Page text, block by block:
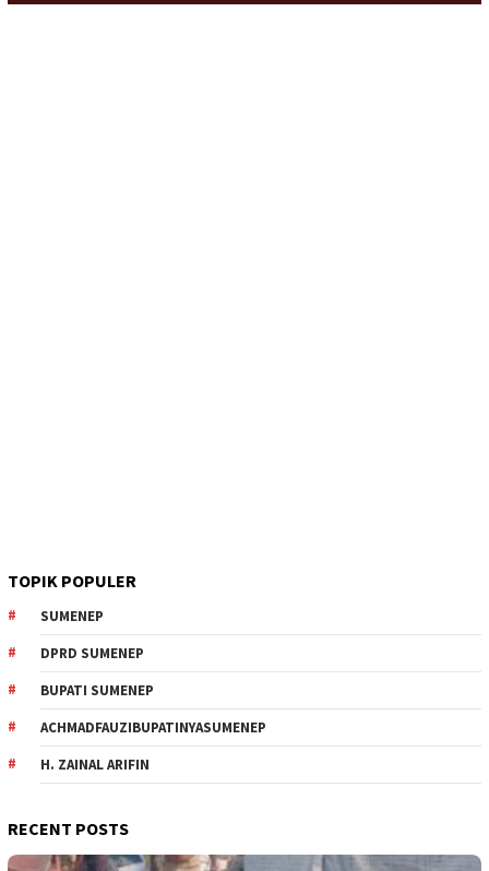
TOPIK POPULER
SUMENEP
DPRD SUMENEP
BUPATI SUMENEP
ACHMADFAUZIBUPATINYASUMENEP
H. ZAINAL ARIFIN
RECENT POSTS